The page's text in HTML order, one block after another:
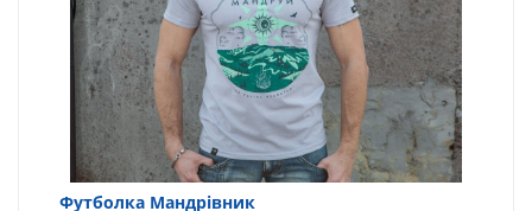
Футболка Мандрівник